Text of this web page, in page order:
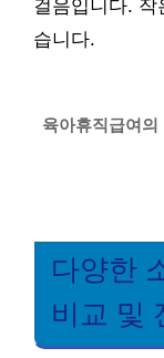
걸음입니다. 작
습니다.
육아휴직급여
다양한
비교 및